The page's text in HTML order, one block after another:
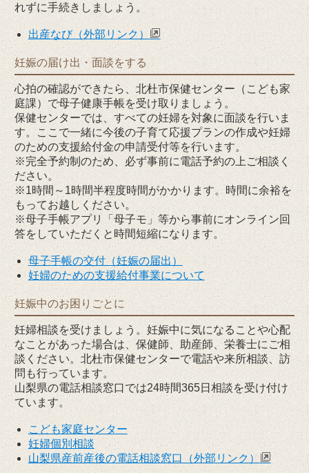
れずに手続きしましょう。
出産なび（外部リンク）
妊娠の届け出・面談をする
心拍の確認ができたら、北杜市保健センター（こども家
庭課）で母子健康手帳を受け取りましょう。
保健センターでは、すべての妊婦を対象に面談を行いま
す。ここで一緒に今後の子育て応援プランの作成や妊婦
のための支援給付金の申請受付等を行います。
※完全予約制のため、必ず事前に電話予約の上ご相談く
ださい。
※1時間～1時間半程度時間がかかります。時間に余裕を
もってお越しください。
※母子手帳アプリ「母子モ」等から事前にオンライン回
答をしていただくと時間短縮になります。
母子手帳の交付（妊娠の届出）
妊婦のための支援給付事業について
妊娠中のお困りごとに
妊婦相談を受けましょう。妊娠中に気になることや心配
なことがあった場合は、保健師、助産師、栄養士にご相
談ください。北杜市保健センターで電話や来所相談、訪
問も行っています。
山梨県の電話相談窓口では24時間365日相談を受け付け
ています。
こども家庭センター
妊婦個別相談
山梨県産前産後の電話相談窓口（外部リンク）